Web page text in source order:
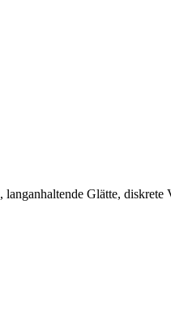
Glätte, diskrete